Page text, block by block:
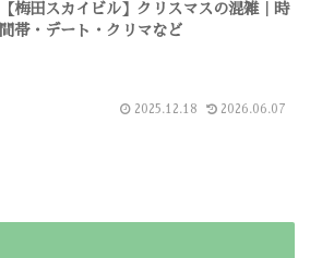
【梅田スカイビル】クリスマスの混雑｜時
間帯・デート・クリマなど
2025.12.18 2026.06.07